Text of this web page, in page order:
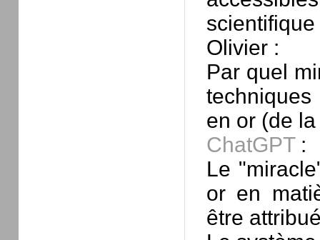
Olivier :
Par quel
techniques
en or (de
ChatGPT:
Le
or en
être